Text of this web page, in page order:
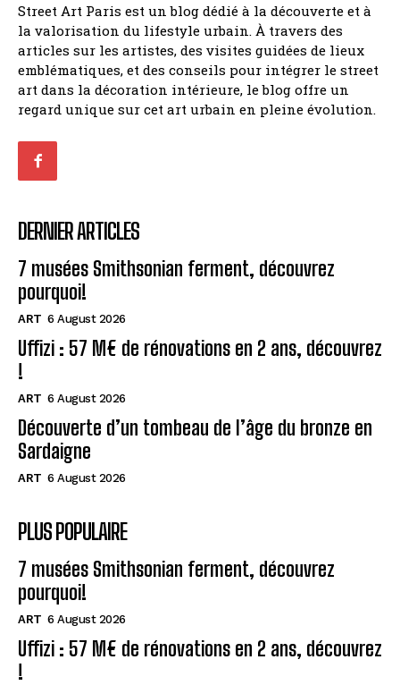
Street Art Paris est un blog dédié à la découverte et à
la valorisation du lifestyle urbain. À travers des
articles sur les artistes, des visites guidées de lieux
emblématiques, et des conseils pour intégrer le street
art dans la décoration intérieure, le blog offre un
regard unique sur cet art urbain en pleine évolution.
DERNIER ARTICLES
7 musées Smithsonian ferment, découvrez
pourquoi!
ART 6 August 2026
Uffizi : 57 M€ de rénovations en 2 ans, découvrez
!
ART 6 August 2026
Découverte d’un tombeau de l’âge du bronze en
Sardaigne
ART 6 August 2026
PLUS POPULAIRE
7 musées Smithsonian ferment, découvrez
pourquoi!
ART 6 August 2026
Uffizi : 57 M€ de rénovations en 2 ans, découvrez
!